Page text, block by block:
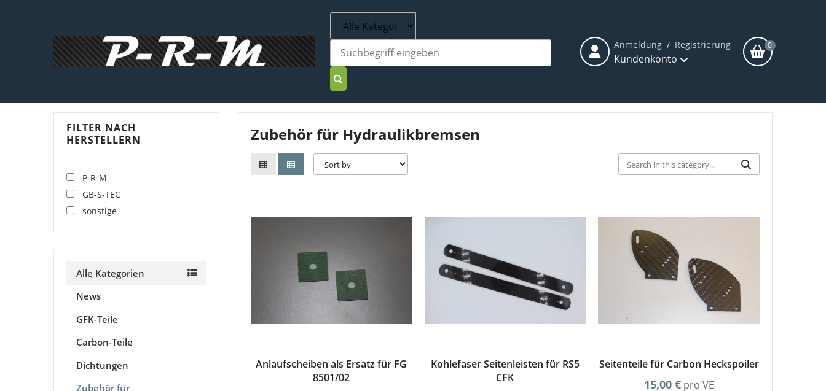
Anmeldung / Registrierung
Kundenkonto
0
FILTER NACH
HERSTELLERN
P-R-M
GB-S-TEC
sonstige
Alle Kategorien
News
GFK-Teile
Carbon-Teile
Dichtungen
Zubehör für
Zubehör für Hydraulikbremsen
Anlaufscheiben als Ersatz für FG
8501/02
Kohlefaser Seitenleisten für RS5
CFK
Seitenteile für Carbon Heckspoiler
15,00 € pro VE